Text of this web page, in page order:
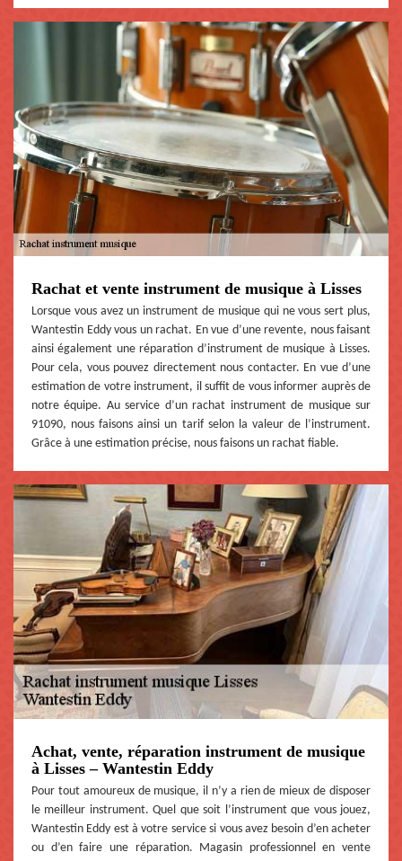
Rachat et vente instrument de musique à Lisses
Lorsque vous avez un instrument de musique qui ne vous sert plus,
Wantestin Eddy vous un rachat. En vue d’une revente, nous faisant
ainsi également une réparation d’instrument de musique à Lisses.
Pour cela, vous pouvez directement nous contacter. En vue d’une
estimation de votre instrument, il suffit de vous informer auprès de
notre équipe. Au service d’un rachat instrument de musique sur
91090, nous faisons ainsi un tarif selon la valeur de l’instrument.
Grâce à une estimation précise, nous faisons un rachat fiable.
Achat, vente, réparation instrument de musique
à Lisses – Wantestin Eddy
Pour tout amoureux de musique, il n’y a rien de mieux de disposer
le meilleur instrument. Quel que soit l’instrument que vous jouez,
Wantestin Eddy est à votre service si vous avez besoin d’en acheter
ou d’en faire une réparation. Magasin professionnel en vente